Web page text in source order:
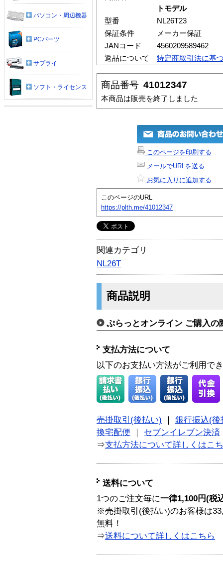
トモデル
型番
NL26T23
保証条件
メーカー保証
JANコード
4560209589462
返品について
特定商取引法に基
商品番号 41012347
本商品は販売を終了しました
このページを印刷する
メールでURLを送る
お気に入りに追加する
このページのURL
https://plth.me/41012347
関連カテゴリ
NL26T
商品説明
ぷらっとオンライン ご購入の
支払方法について
以下のお支払い方法がご利用で
売掛取引(後払い)
銀行振込(後
換宅配便
セブンイレブン決済
⇒支払方法について詳しくはこ
送料について
1つのご注文毎に一律1,100円(税
※売掛取引(後払い)のお客様は
無料！
⇒送料について詳しくはこちら
パソコン・周辺機器
PCパーツ
サプライ
ソフト・ライセンス